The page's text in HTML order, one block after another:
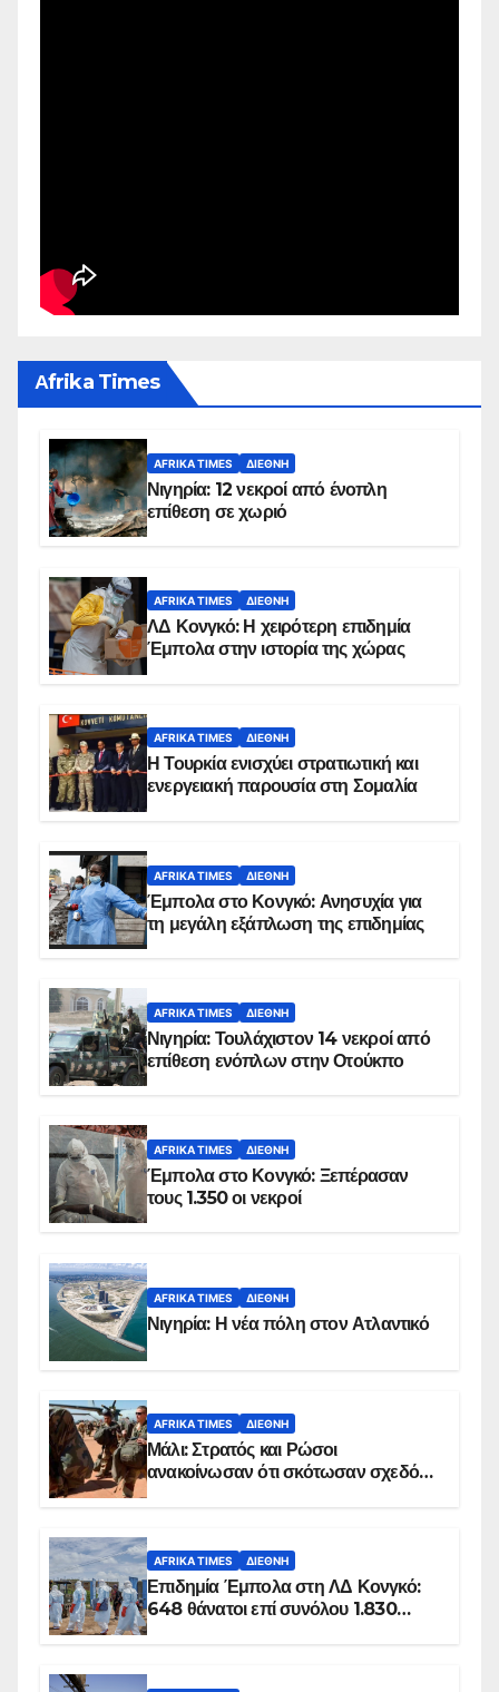
Αfrika Times
AFRIKA TIMES ΔΙΕΘΝΉ
Νιγηρία: 12 νεκροί από ένοπλη
επίθεση σε χωριό
AFRIKA TIMES ΔΙΕΘΝΉ
ΛΔ Κονγκό: Η χειρότερη επιδημία
Έμπολα στην ιστορία της χώρας
AFRIKA TIMES ΔΙΕΘΝΉ
Η Τουρκία ενισχύει στρατιωτική και
ενεργειακή παρουσία στη Σομαλία
AFRIKA TIMES ΔΙΕΘΝΉ
Έμπολα στο Κονγκό: Ανησυχία για
τη μεγάλη εξάπλωση της επιδημίας
AFRIKA TIMES ΔΙΕΘΝΉ
Νιγηρία: Τουλάχιστον 14 νεκροί από
επίθεση ενόπλων στην Οτούκπο
AFRIKA TIMES ΔΙΕΘΝΉ
Έμπολα στο Κονγκό: Ξεπέρασαν
τους 1.350 οι νεκροί
AFRIKA TIMES ΔΙΕΘΝΉ
Νιγηρία: Η νέα πόλη στον Ατλαντικό
AFRIKA TIMES ΔΙΕΘΝΉ
Μάλι: Στρατός και Ρώσοι
ανακοίνωσαν ότι σκότωσαν σχεδόν
AFRIKA TIMES ΔΙΕΘΝΉ
Επιδημία Έμπολα στη ΛΔ Κονγκό:
648 θάνατοι επί συνόλου 1.830